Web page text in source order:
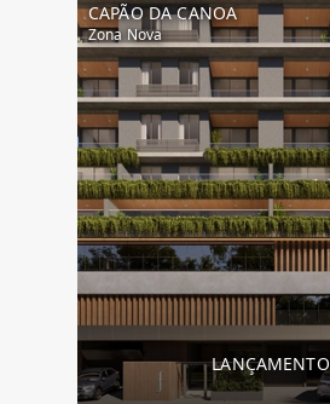
CAPÃO DA CANOA
Zona Nova
LANÇAMENTO